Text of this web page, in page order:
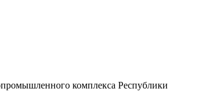
комплекса Республики